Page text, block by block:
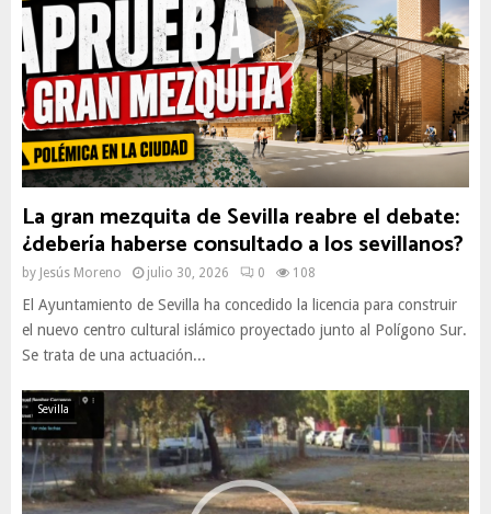
La gran mezquita de Sevilla reabre el debate:
¿debería haberse consultado a los sevillanos?
by Jesús Moreno julio 30, 2026 0 108
El Ayuntamiento de Sevilla ha concedido la licencia para construir
el nuevo centro cultural islámico proyectado junto al Polígono Sur.
Se trata de una actuación...
Sevilla